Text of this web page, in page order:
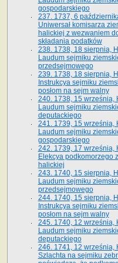
gospodarskiego
237. 1737, 6
Uniwersał komisarza
halickiej z wezwaniem
składania podatków
238. 1738, 18 sierpnia,
Laudum sejmiku
przedsejmowego
239. 1738, 18 sierpnia,
Instrukcya sejmiku
posłom na sejm walny
240. 1738, 15 września,
Laudum sejmiku
deputackiego
241. 1739, 15 września,
Laudum sejmiku
gospodarskiego
242. 1739, 17 września,
Elekcya podkomorzego
halickiej
243. 1740, 15 sierpnia,
Laudum sejmiku
przedsejmowego
244. 1740, 15 sierpnia,
Instrukcya sejmiku
posłom na sejm walny
245. 1740, 12 września,
Laudum sejmiku
deputackiego
246. 1741, 12 września,
Szlachta na sejmiku